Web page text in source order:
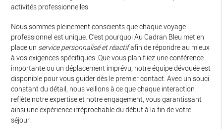
activités professionnelles.
Nous sommes pleinement conscients que chaque voyage
professionnel est unique. C'est pourquoi Au Cadran Bleu met en
place un service personnalisé et réactifafin de répondre au mieux
à vos exigences spécifiques. Que vous planifiiez une conférence
importante ou un déplacement imprévu, notre équipe dévouée est
disponible pour vous guider dès le premier contact. Avec un souci
constant du détail, nous veillons à ce que chaque interaction
reflète notre expertise et notre engagement, vous garantissant
ainsi une expérience irréprochable du début à la fin de votre
séjour.